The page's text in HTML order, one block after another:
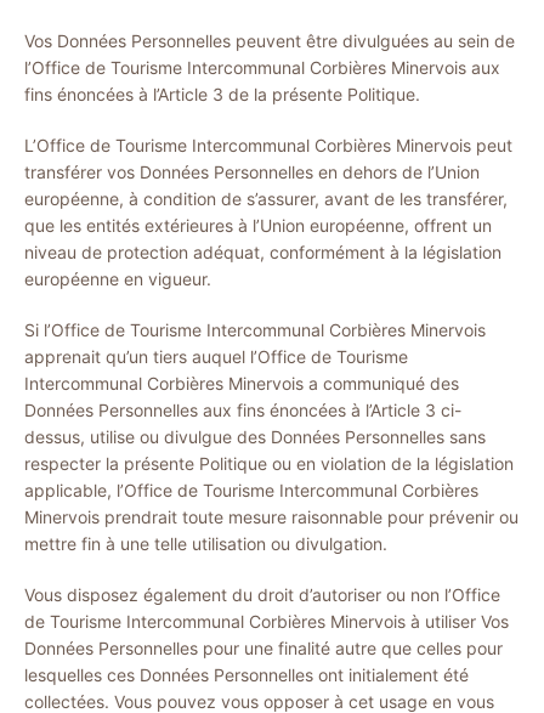
Vos Données Personnelles peuvent être divulguées au sein de
l’Office de Tourisme Intercommunal Corbières Minervois aux
fins énoncées à l’Article 3 de la présente Politique.
L’Office de Tourisme Intercommunal Corbières Minervois peut
transférer vos Données Personnelles en dehors de l’Union
européenne, à condition de s’assurer, avant de les transférer,
que les entités extérieures à l’Union européenne, offrent un
niveau de protection adéquat, conformément à la législation
européenne en vigueur.
Si l’Office de Tourisme Intercommunal Corbières Minervois
apprenait qu’un tiers auquel l’Office de Tourisme
Intercommunal Corbières Minervois a communiqué des
Données Personnelles aux fins énoncées à l’Article 3 ci-
dessus, utilise ou divulgue des Données Personnelles sans
respecter la présente Politique ou en violation de la législation
applicable, l’Office de Tourisme Intercommunal Corbières
Minervois prendrait toute mesure raisonnable pour prévenir ou
mettre fin à une telle utilisation ou divulgation.
Vous disposez également du droit d’autoriser ou non l’Office
de Tourisme Intercommunal Corbières Minervois à utiliser Vos
Données Personnelles pour une finalité autre que celles pour
lesquelles ces Données Personnelles ont initialement été
collectées. Vous pouvez vous opposer à cet usage en vous